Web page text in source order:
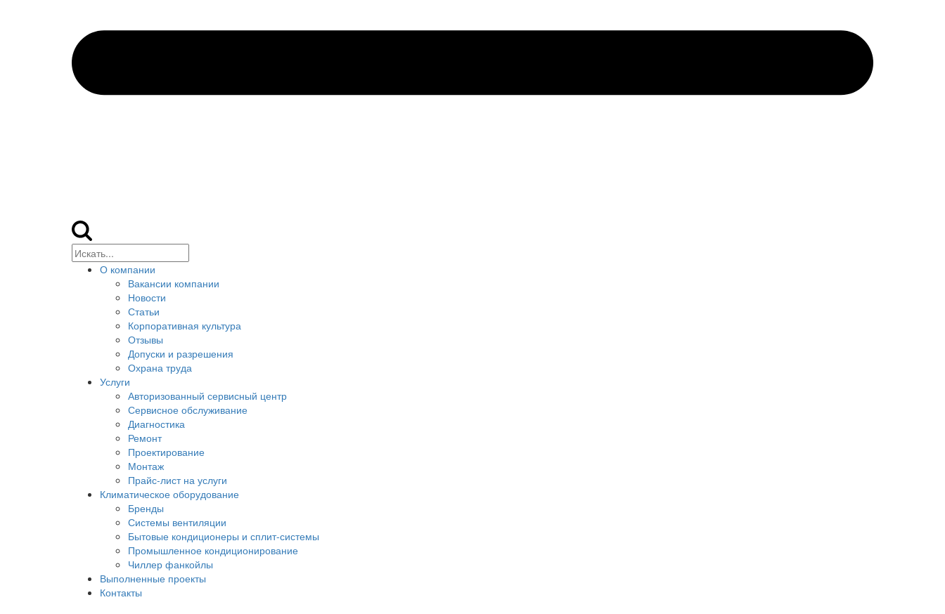
О компании
Вакансии компании
Новости
Статьи
Корпоративная культура
Отзывы
Допуски и разрешения
Охрана труда
Услуги
Авторизованный сервисный центр
Сервисное обслуживание
Диагностика
Ремонт
Проектирование
Монтаж
Прайс-лист на услуги
Климатическое оборудование
Бренды
Системы вентиляции
Бытовые кондиционеры и сплит-системы
Промышленное кондиционирование
Чиллер фанкойлы
Выполненные проекты
Контакты